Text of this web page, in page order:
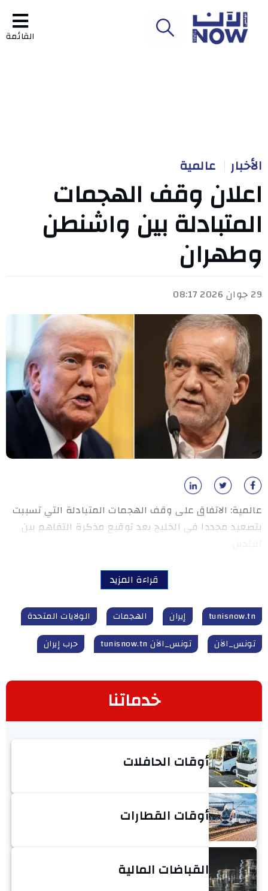
القائمة
الأخبار عالمية
اعلان وقف الهجمات
المتبادلة بين واشنطن
وطهران
29 جوان 2026 08:17
عالمية: الاتفاق على وقف الهجمات المتبادلة التي تسببت
بتصعيد مجددا في الخليج بعد توقيع مذكرة التفاهم بين
قراءة المزيد
tunisnow.tn إيران الهجمات
الولايات المتحدة
تونس_الآن
تونس_الآن tunisnow.tn حرب إيران
خدماتنا
أوقات الحافلات
أوقات القطارات
القباضات المالية